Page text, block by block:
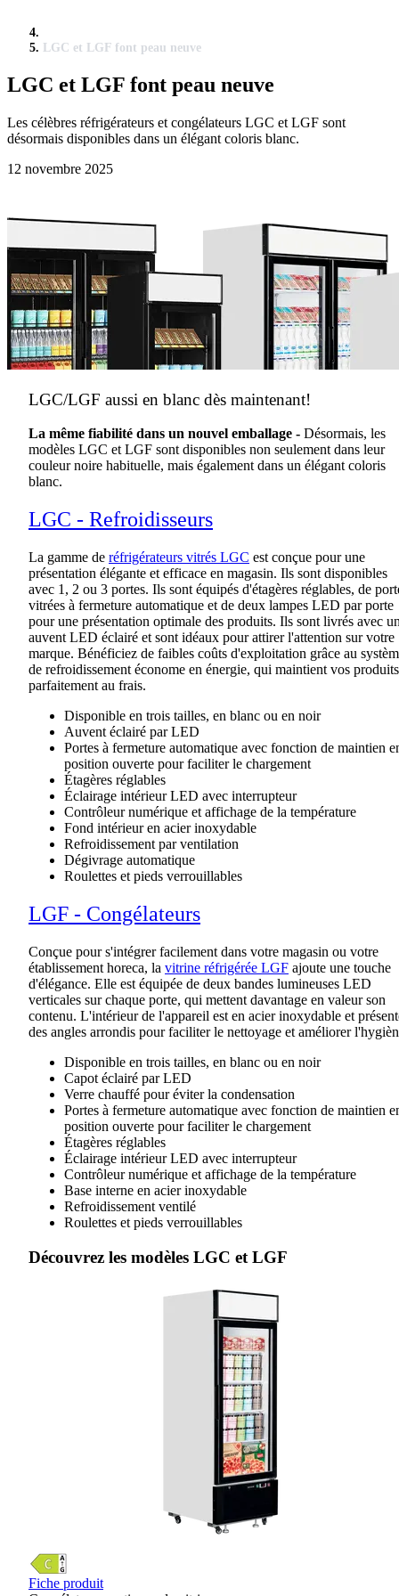
LGC et LGF font peau neuve
LGC et LGF font peau neuve
Les célèbres réfrigérateurs et congélateurs LGC et LGF sont
désormais disponibles dans un élégant coloris blanc.
12 novembre 2025
LGC/LGF aussi en blanc dès maintenant!
La même fiabilité dans un nouvel emballage - Désormais, les
modèles LGC et LGF sont disponibles non seulement dans leur
couleur noire habituelle, mais également dans un élégant coloris
blanc.
LGC - Refroidisseurs
La gamme de réfrigérateurs vitrés LGC est conçue pour une
présentation élégante et efficace en magasin. Ils sont disponibles
avec 1, 2 ou 3 portes. Ils sont équipés d'étagères réglables, de
vitrées à fermeture automatique et de deux lampes LED par porte
pour une présentation optimale des produits. Ils sont livrés avec
auvent LED éclairé et sont idéaux pour attirer l'attention sur votre
marque. Bénéficiez de faibles coûts d'exploitation grâce au
de refroidissement économe en énergie, qui maintient vos produits
parfaitement au frais.
Disponible en trois tailles, en blanc ou en noir
Auvent éclairé par LED
Portes à fermeture automatique avec fonction de maintien
position ouverte pour faciliter le chargement
Étagères réglables
Éclairage intérieur LED avec interrupteur
Contrôleur numérique et affichage de la température
Fond intérieur en acier inoxydable
Refroidissement par ventilation
Dégivrage automatique
Roulettes et pieds verrouillables
LGF - Congélateurs
Conçue pour s'intégrer facilement dans votre magasin ou votre
établissement horeca, la vitrine réfrigérée LGF ajoute une touche
d'élégance. Elle est équipée de deux bandes lumineuses LED
verticales sur chaque porte, qui mettent davantage en valeur son
contenu. L'intérieur de l'appareil est en acier inoxydable et
des angles arrondis pour faciliter le nettoyage et améliorer
Disponible en trois tailles, en blanc ou en noir
Capot éclairé par LED
Verre chauffé pour éviter la condensation
Portes à fermeture automatique avec fonction de maintien
position ouverte pour faciliter le chargement
Étagères réglables
Éclairage intérieur LED avec interrupteur
Contrôleur numérique et affichage de la température
Base interne en acier inoxydable
Refroidissement ventilé
Roulettes et pieds verrouillables
Découvrez les modèles LGC et LGF
Fiche produit